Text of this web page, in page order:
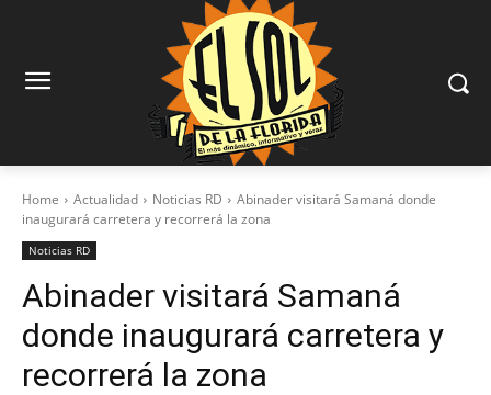
Home Actualidad Noticias RD
Abinader visitará Samaná donde
inaugurará carretera y recorrerá la zona
Noticias RD
Abinader visitará Samaná
donde inaugurará carretera y
recorrerá la zona